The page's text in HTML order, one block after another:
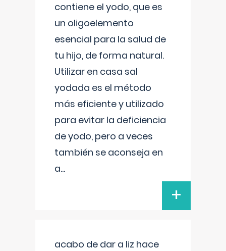
contiene el yodo, que es
un oligoelemento
esencial para la salud de
tu hijo, de forma natural.
Utilizar en casa sal
yodada es el método
más eficiente y utilizado
para evitar la deficiencia
de yodo, pero a veces
también se aconseja en
a...
+
acabo de dar a liz hace